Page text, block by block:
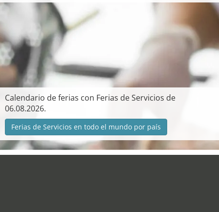
Calendario de ferias con Ferias de Servicios de
06.08.2026.
Ferias de Servicios en todo el mundo por país